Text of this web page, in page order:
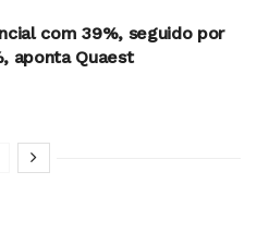
com 39%, seguido por
aponta Quaest